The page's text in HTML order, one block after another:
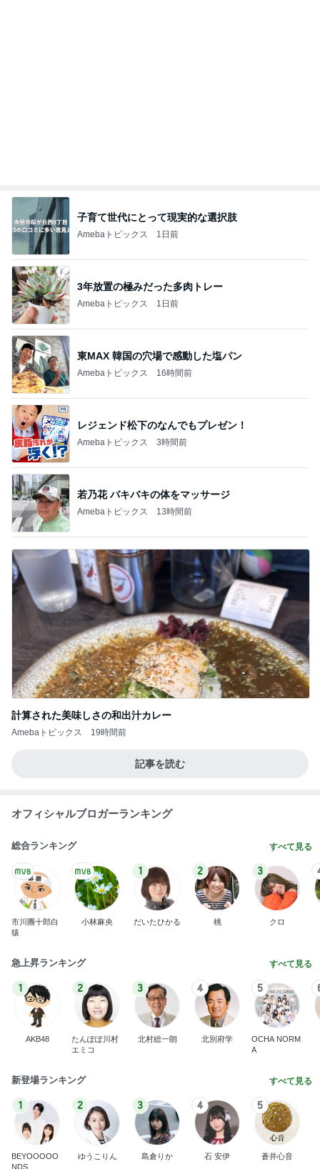
子育て世代にとって現実的な選択肢
Amebaトピックス 1日前
3年放置の極みだった多肉トレー
Amebaトピックス 1日前
東MAX 韓国の穴場で感動した塩パン
Amebaトピックス 16時間前
レジェンド松下のなんでもプレゼン！
Amebaトピックス 3時間前
若乃花 バキバキの体をマッサージ
Amebaトピックス 13時間前
計算された美味しさの和出汁カレー
Amebaトピックス 19時間前
記事を読む
オフィシャルブロガーランキング
総合ランキング すべて見る
市川團十郎白
猿
小林麻央
1
だいたひかる
2
桃
3
クロ
急上昇ランキング すべて見る
1
AKB48
2
たんぽぽ川村
エミコ
3
北村総一朗
4
北別府学
5
OCHA NORM
A
新登場ランキング すべて見る
1
BEYOOOOO
NDS
2
ゆうこりん
3
島倉りか
4
石 安伊
5
蒼井心音